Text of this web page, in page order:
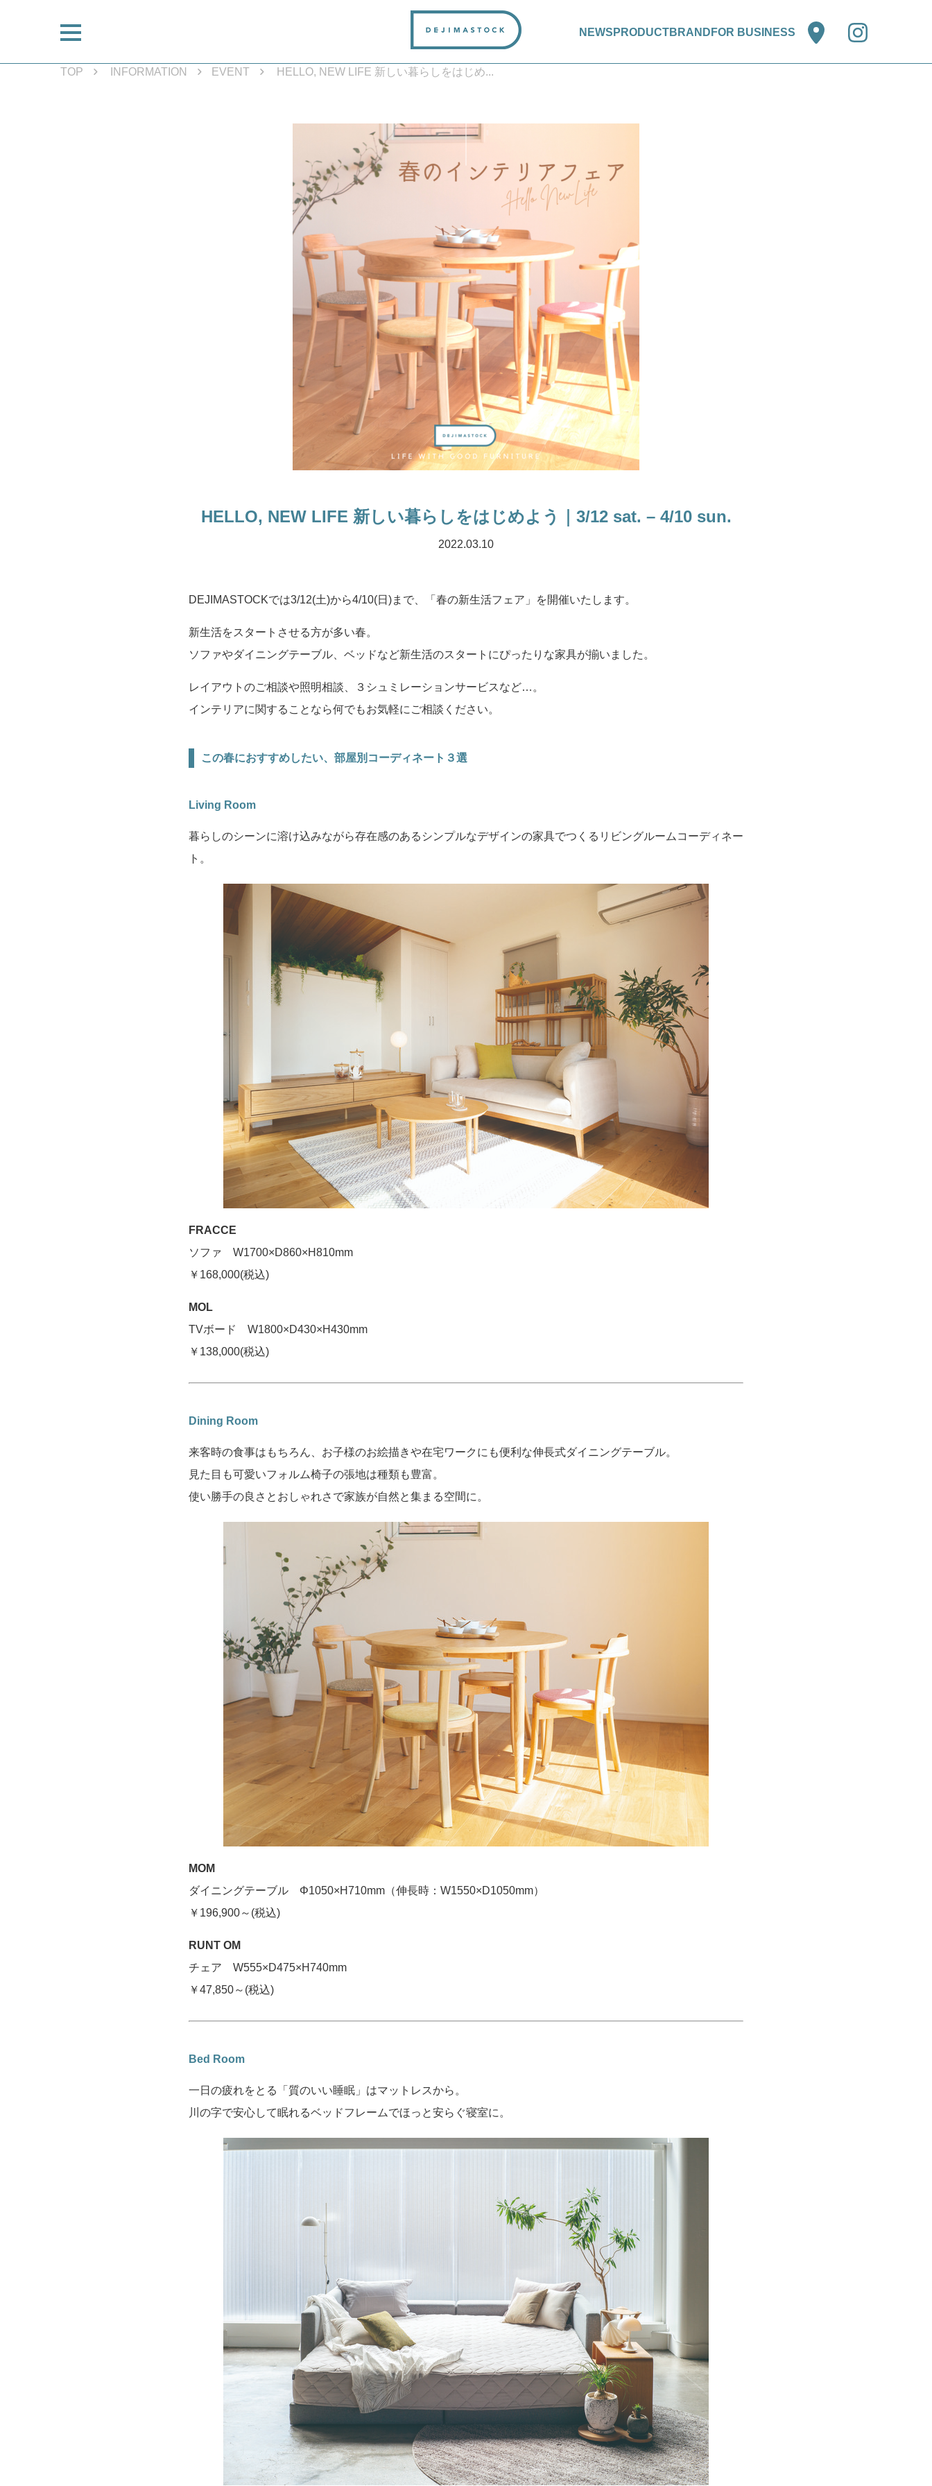
NEWS PRODUCTBRAND FOR BUSINESS
TOP INFORMATION EVENT HELLO, NEW LIFE 新しい暮らしをはじめ...
HELLO, NEW LIFE 新しい暮らしをはじめよう｜3/12 sat. – 4/10 sun.
2022.03.10
DEJIMASTOCKでは3/12(土)から4/10(日)まで、「春の新生活フェア」を開催いたします。
新生活をスタートさせる方が多い春。
ソファやダイニングテーブル、ベッドなど新生活のスタートにぴったりな家具が揃いました。
レイアウトのご相談や照明相談、３シュミレーションサービスなど…。
インテリアに関することなら何でもお気軽にご相談ください。
この春におすすめしたい、部屋別コーディネート３選
Living Room
暮らしのシーンに溶け込みながら存在感のあるシンプルなデザインの家具でつくるリビングルームコーディネー
ト。
FRACCE
ソファ W1700×D860×H810mm
￥168,000(税込)
MOL
TVボード W1800×D430×H430mm
￥138,000(税込)
Dining Room
来客時の食事はもちろん、お子様のお絵描きや在宅ワークにも便利な伸長式ダイニングテーブル。
見た目も可愛いフォルム椅子の張地は種類も豊富。
使い勝手の良さとおしゃれさで家族が自然と集まる空間に。
MOM
ダイニングテーブル Φ1050×H710mm（伸長時：W1550×D1050mm）
￥196,900～(税込)
RUNT OM
チェア W555×D475×H740mm
￥47,850～(税込)
Bed Room
一日の疲れをとる「質のいい睡眠」はマットレスから。
川の字で安心して眠れるベッドフレームでほっと安らぐ寝室に。